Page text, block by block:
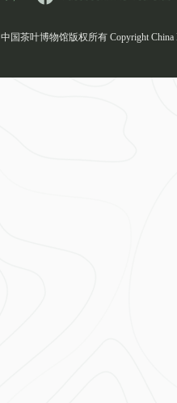
中国茶叶博物馆版权所有 Copyright China